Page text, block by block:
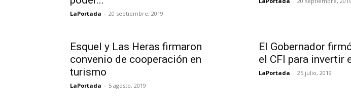
LaPortada - 20 septiembre, 2019
Esquel y Las Heras firmaron
convenio de cooperación en
turismo
LaPortada - 5 agosto, 2019
El Gobernador
el CFI para invertir
LaPortada - 25 julio, 2019